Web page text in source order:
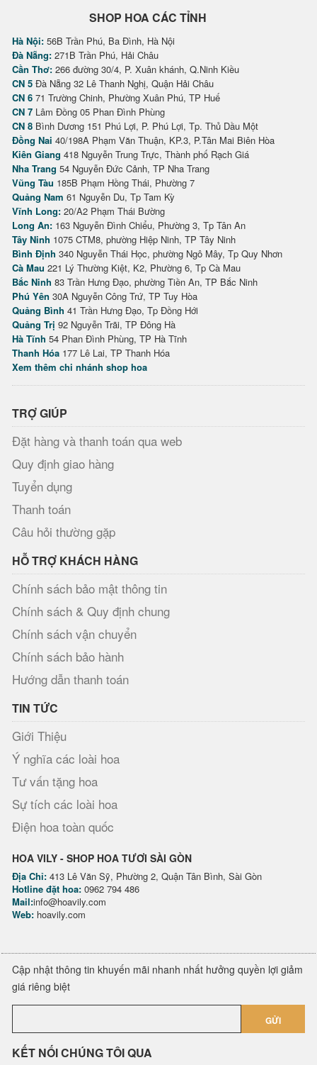
SHOP HOA CÁC TỈNH
Hà Nội: 56B Trần Phú, Ba Đình, Hà Nội
Đà Nẵng: 271B Trần Phú, Hải Châu
Cần Thơ: 266 đường 30/4, P. Xuân khánh, Q.Ninh Kiều
CN 5 Đà Nẵng 32 Lê Thanh Nghị, Quận Hải Châu
CN 6 71 Trường Chinh, Phường Xuân Phú, TP Huế
CN 7 Lâm Đồng 05 Phan Đình Phùng
CN 8 Bình Dương 151 Phú Lợi, P. Phú Lợi, Tp. Thủ Dầu Một
Đồng Nai 40/198A Phạm Văn Thuận, KP.3, P.Tân Mai Biên Hòa
Kiên Giang 418 Nguyễn Trung Trực, Thành phố Rạch Giá
Nha Trang 54 Nguyễn Đức Cảnh, TP Nha Trang
Vũng Tàu 185B Phạm Hồng Thái, Phường 7
Quảng Nam 61 Nguyễn Du, Tp Tam Kỳ
Vĩnh Long: 20/A2 Phạm Thái Bường
Long An: 163 Nguyễn Đình Chiểu, Phường 3, Tp Tân An
Tây Ninh 1075 CTM8, phường Hiệp Ninh, TP Tây Ninh
Bình Định 340 Nguyễn Thái Học, phường Ngô Mây, Tp Quy Nhơn
Cà Mau 221 Lý Thường Kiệt, K2, Phường 6, Tp Cà Mau
Bắc Ninh 83 Trần Hưng Đạo, phường Tiền An, TP Bắc Ninh
Phú Yên 30A Nguyễn Công Trứ, TP Tuy Hòa
Quảng Bình 41 Trần Hưng Đạo, Tp Đồng Hới
Quảng Trị 92 Nguyễn Trãi, TP Đông Hà
Hà Tĩnh 54 Phan Đình Phùng, TP Hà Tĩnh
Thanh Hóa 177 Lê Lai, TP Thanh Hóa
Xem thêm chi nhánh shop hoa
TRỢ GIÚP
Đặt hàng và thanh toán qua web
Quy định giao hàng
Tuyển dụng
Thanh toán
Câu hỏi thường gặp
HỖ TRỢ KHÁCH HÀNG
Chính sách bảo mật thông tin
Chính sách & Quy định chung
Chính sách vận chuyển
Chính sách bảo hành
Hướng dẫn thanh toán
TIN TỨC
Giới Thiệu
Ý nghĩa các loài hoa
Tư vấn tặng hoa
Sự tích các loài hoa
Điện hoa toàn quốc
HOA VILY - SHOP HOA TƯƠI SÀI GÒN
Địa Chỉ: 413 Lê Văn Sỹ, Phường 2, Quận Tân Bình, Sài Gòn
Hotline đặt hoa: 0962 794 486
Mail:info@hoavily.com
Web: hoavily.com
Cập nhật thông tin khuyến mãi nhanh nhất hưởng quyền lợi giảm
giá riêng biệt
GỬI
KẾT NỐI CHÚNG TÔI QUA